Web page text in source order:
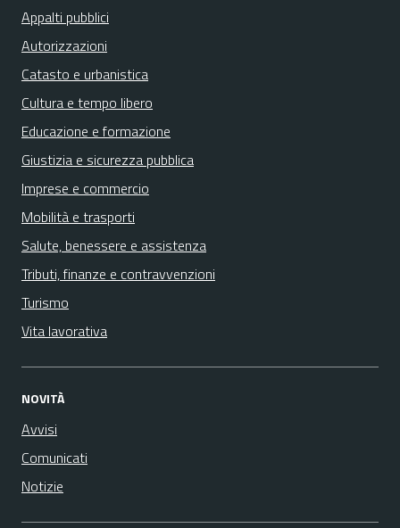
Appalti pubblici
Autorizzazioni
Catasto e urbanistica
Cultura e tempo libero
Educazione e formazione
Giustizia e sicurezza pubblica
Imprese e commercio
Mobilità e trasporti
Salute, benessere e assistenza
Tributi, finanze e contravvenzioni
Turismo
Vita lavorativa
NOVITÀ
Avvisi
Comunicati
Notizie